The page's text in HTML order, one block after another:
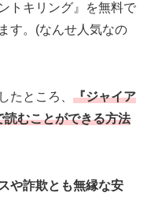
トキリング』を無料で
す。(なんせ人気なの
たところ、 『ジャイア
むことができる方法
や詐欺とも無縁な安